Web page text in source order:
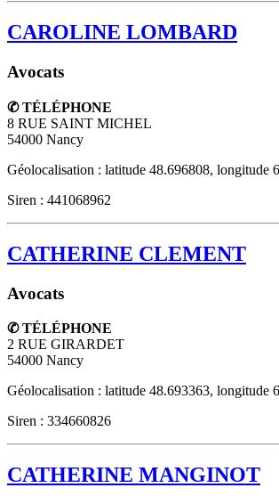
CAROLINE LOMBARD
Avocats
✆ TÉLÉPHONE
8 RUE SAINT MICHEL
54000 Nancy
Géolocalisation : latitude 48.696808, longitude
Siren : 441068962
CATHERINE CLEMENT
Avocats
✆ TÉLÉPHONE
2 RUE GIRARDET
54000 Nancy
Géolocalisation : latitude 48.693363, longitude
Siren : 334660826
CATHERINE MANGINOT